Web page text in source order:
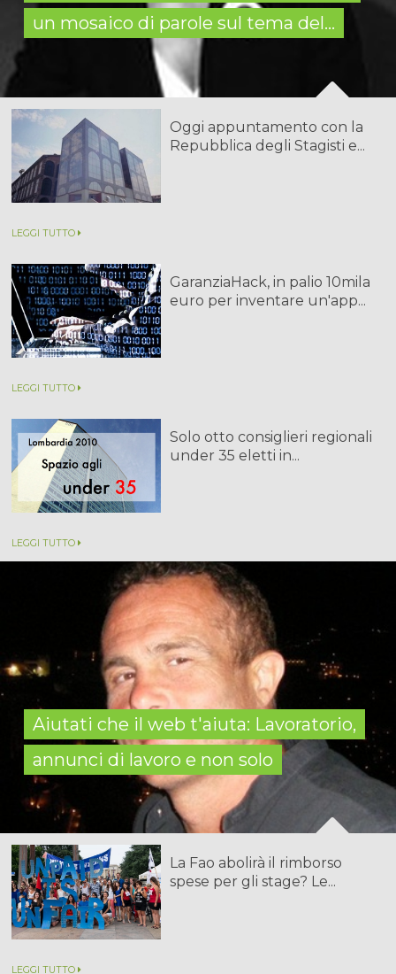
un mosaico di parole sul tema del...
Oggi appuntamento con la
Repubblica degli Stagisti e...
LEGGI TUTTO
GaranziaHack, in palio 10mila
euro per inventare un'app...
LEGGI TUTTO
Solo otto consiglieri regionali
under 35 eletti in...
LEGGI TUTTO
Aiutati che il web t'aiuta: Lavoratorio,
annunci di lavoro e non solo
La Fao abolirà il rimborso
spese per gli stage? Le...
LEGGI TUTTO